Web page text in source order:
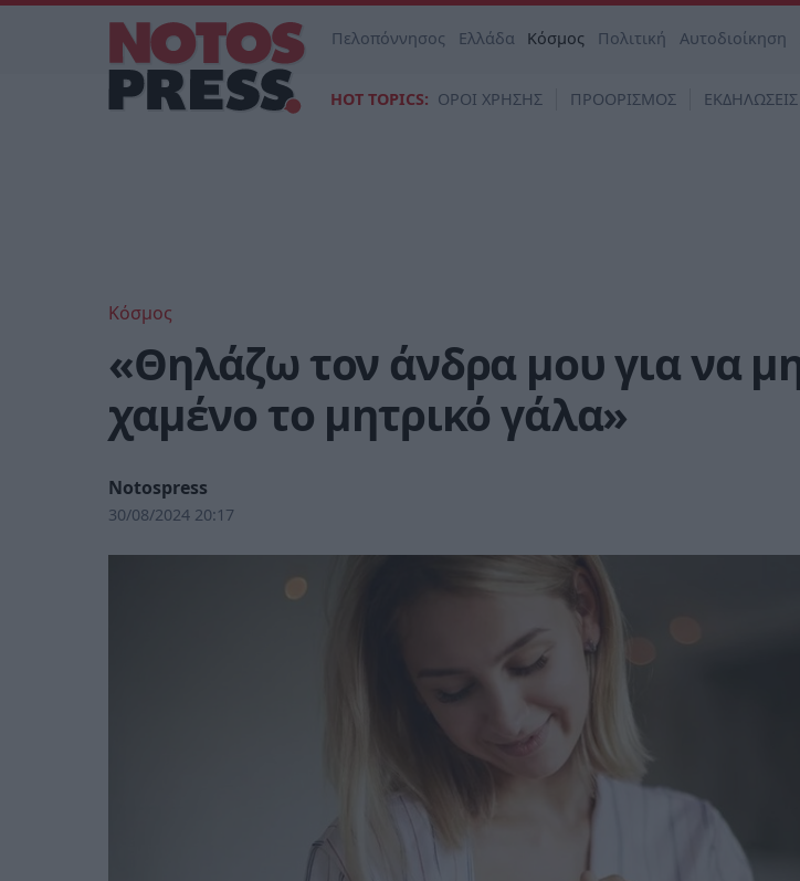
Πελοπόννησος Ελλάδα Κόσμος Πολιτική Αυτοδιοίκηση
HOT TOPICS: ΟΡΟΙ ΧΡΗΣΗΣ ΠΡΟΟΡΙΣΜΟΣ ΕΚΔΗΛΩΣΕΙΣ
Κόσμος
«Θηλάζω τον άνδρα μου για να
χαμένο το μητρικό γάλα»
Notospress
30/08/2024 20:17